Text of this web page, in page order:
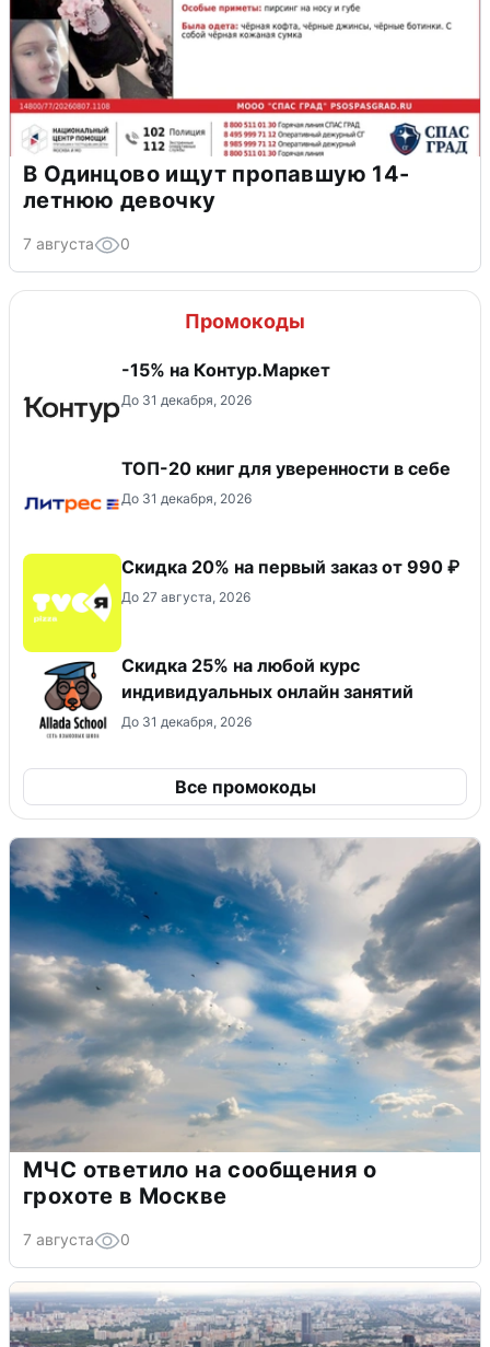
В Одинцово ищут пропавшую 14-
летнюю девочку
7 августа 0
Промокоды
-15% на Контур.Маркет
До 31 декабря, 2026
ТОП-20 книг для уверенности в себе
До 31 декабря, 2026
Скидка 20% на первый заказ от 990 ₽
До 27 августа, 2026
Скидка 25% на любой курс
индивидуальных онлайн занятий
До 31 декабря, 2026
Все промокоды
МЧС ответило на сообщения о
грохоте в Москве
7 августа 0